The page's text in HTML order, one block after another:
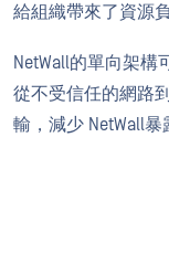
給組織帶來了資源
NetWall的單向架
從不受信任的網路
輸，減少 NetWall暴